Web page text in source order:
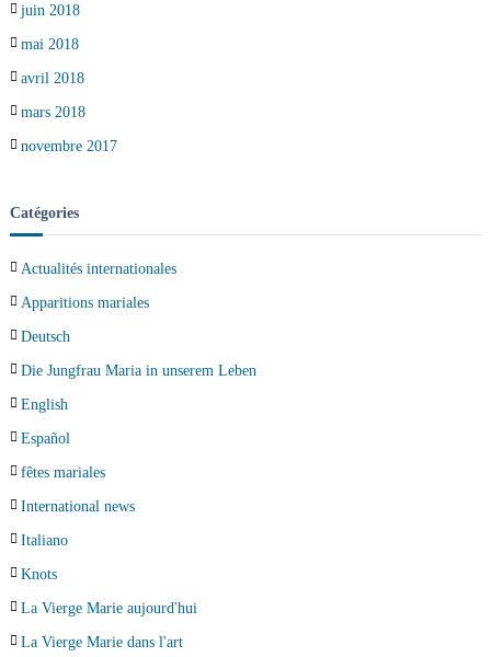
juin 2018
mai 2018
avril 2018
mars 2018
novembre 2017
Catégories
Actualités internationales
Apparitions mariales
Deutsch
Die Jungfrau Maria in unserem Leben
English
Español
fêtes mariales
International news
Italiano
Knots
La Vierge Marie aujourd'hui
La Vierge Marie dans l'art